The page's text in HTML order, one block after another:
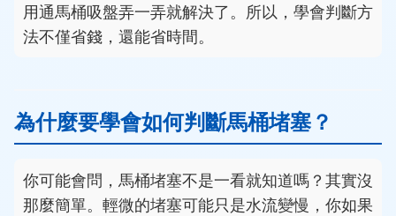
用通馬桶吸盤弄一弄就解決了。所以，學會判斷方
法不僅省錢，還能省時間。
為什麼要學會如何判斷馬桶堵塞？
你可能會問，馬桶堵塞不是一看就知道嗎？其實沒
那麼簡單。輕微的堵塞可能只是水流變慢，你如果